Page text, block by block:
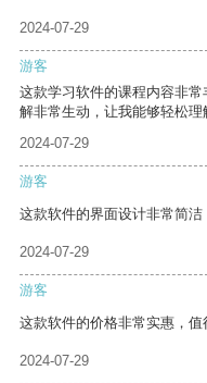
2024-07-29
游客
这款学习软件的课程内容非
解非常生动，让我能够轻松理
2024-07-29
游客
这款软件的界面设计非常简洁
2024-07-29
游客
这款软件的价格非常实惠，值
2024-07-29